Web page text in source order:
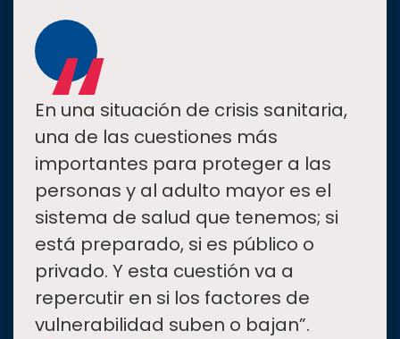
“
En una situación de crisis sanitaria,
una de las cuestiones más
importantes para proteger a las
personas y al adulto mayor es el
sistema de salud que tenemos; si
está preparado, si es público o
privado. Y esta cuestión va a
repercutir en si los factores de
vulnerabilidad suben o bajan”.